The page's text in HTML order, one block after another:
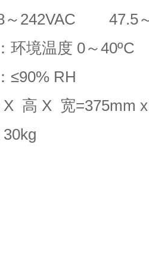
～ 242VAC 47.5
环境温度 0～40ºC
≤90% RH
X 高 X 宽=375mm x
30kg